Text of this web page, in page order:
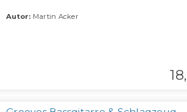
Autor: Martin Acker
18,